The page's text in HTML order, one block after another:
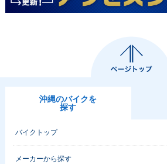
沖縄のバイクを
探す
バイクトップ
メーカーから探す